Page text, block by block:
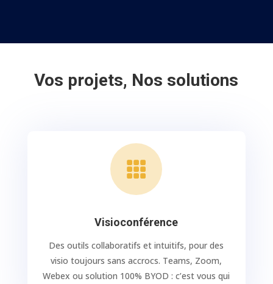
Vos projets, Nos solutions

Visioconférence
Des outils collaboratifs et intuitifs, pour des
visio toujours sans accrocs. Teams, Zoom,
Webex ou solution 100% BYOD : c’est vous qui